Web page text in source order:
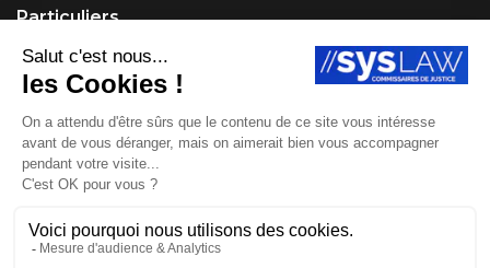
Particuliers
Demander un constat de Commissaire de Justice
Régler un problème locatif
Obtenir un conseil juridique
Protéger vos créations